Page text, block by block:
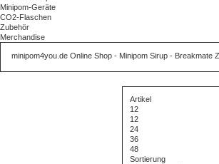
Minipom-Geräte
CO2-Flaschen
Zubehör
Merchandise
minipom4you.de Online Shop - Minipom Sirup - Breakmate
Artikel
12
12
24
36
48
Sortierung